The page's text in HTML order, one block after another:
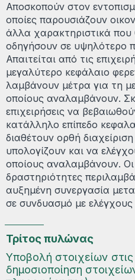
Αποσκοπούν στον
οποίες παρουσιάζουν
άλλα χαρακτηριστικά που
οδηγήσουν σε υψηλότερο
Απαιτείται από τις
μεγαλύτερο κεφάλαιο
λαμβάνουν μέτρα για τη
οποίους αναλαμβάνουν.
επιχειρήσεις να
κατάλληλο επίπεδο
διαθέτουν ορθή
υπολογίζουν και να
οποίους αναλαμβάνουν. Οι
δραστηριότητες
αυξημένη συνεργασία
σε συνδυασμό με
Τρίτος πυλώνας
Υποβολή στοιχείων
δημοσιοποίηση